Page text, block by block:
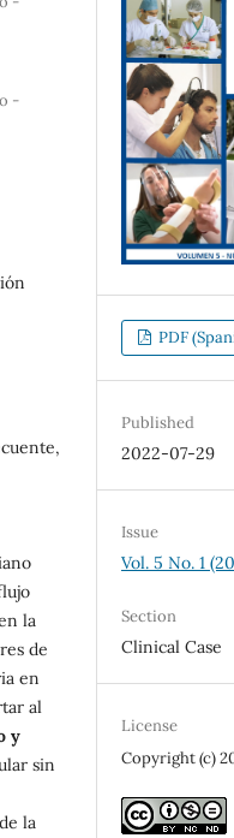
-
la
de
en
al
y
sin
la
PDF
Published
2022-07-29
Issue
Vol. 5 No. 1
Section
Clinical Case
License
Copyright (c)